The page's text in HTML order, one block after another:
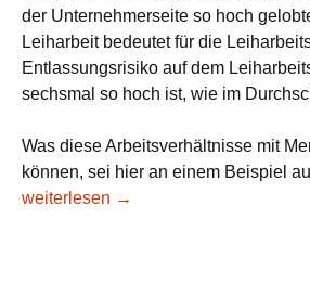
der Unternehmerseite so hoch
Leiharbeit bedeutet für die
Entlassungsrisiko auf dem
sechsmal so hoch ist, wie im
Was diese Arbeitsverhältnisse mit
können, sei hier an einem Beispiel
Zu konkreten Lebenssituation armer
weiterlesen →